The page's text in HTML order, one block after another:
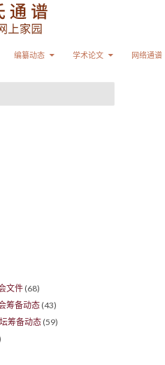
编纂动态 学术论文 网络通谱
文件 (68)
筹备动态(43)
筹备动态 (59)